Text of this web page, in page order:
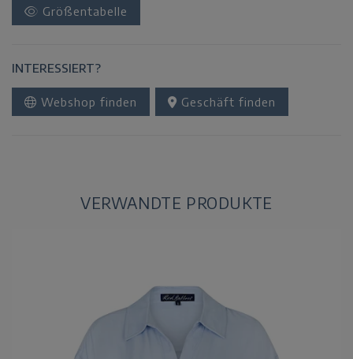
Größentabelle
INTERESSIERT?
Webshop finden Geschäft finden
VERWANDTE PRODUKTE